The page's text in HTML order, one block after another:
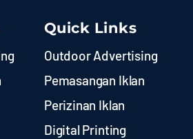
Quick Links
Outdoor Advertising
Pemasangan Iklan
Perizinan Iklan
Digital Printing